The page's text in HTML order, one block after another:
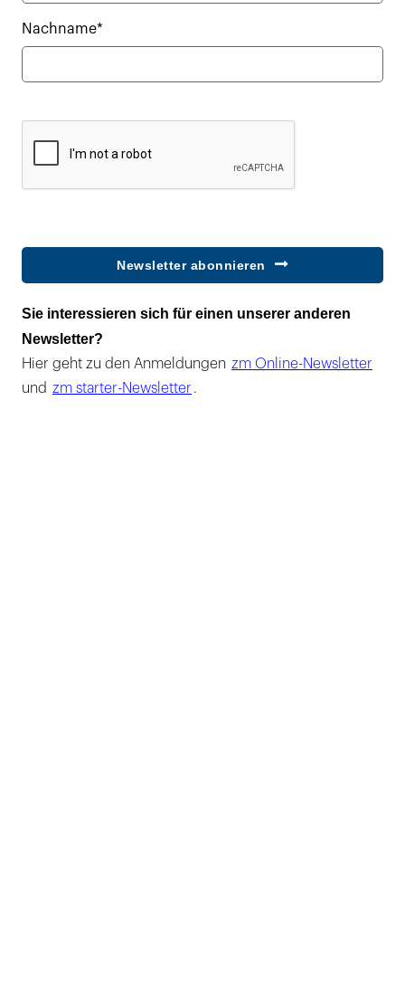
Nachname*
Newsletter abonnieren
Sie interessieren sich für einen unserer anderen
Newsletter?
Hier geht zu den Anmeldungen zm Online-Newsletter
und zm starter-Newsletter .